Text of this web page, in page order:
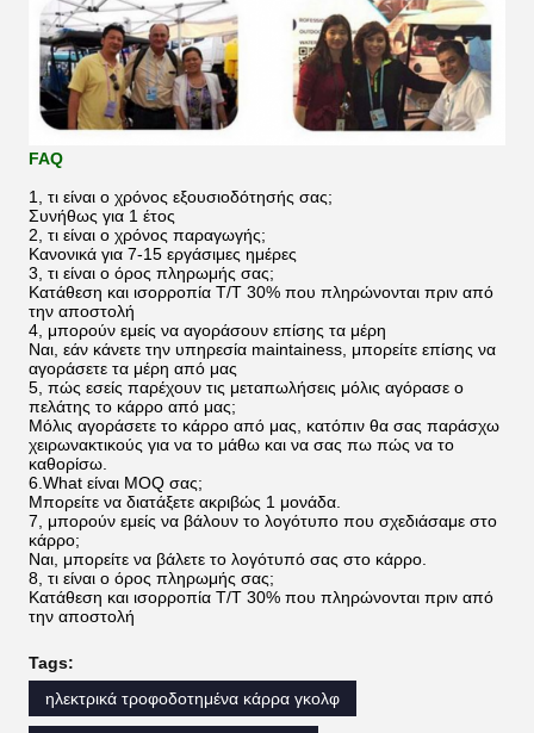
FAQ
1, τι είναι ο χρόνος εξουσιοδότησής σας;
Συνήθως για 1 έτος
2, τι είναι ο χρόνος παραγωγής;
Κανονικά για 7-15 εργάσιμες ημέρες
3, τι είναι ο όρος πληρωμής σας;
Κατάθεση και ισορροπία T/T 30% που πληρώνονται πριν από
την αποστολή
4, μπορούν εμείς να αγοράσουν επίσης τα μέρη
Ναι, εάν κάνετε την υπηρεσία maintainess, μπορείτε επίσης να
αγοράσετε τα μέρη από μας
5, πώς εσείς παρέχουν τις μεταπωλήσεις μόλις αγόρασε ο
πελάτης το κάρρο από μας;
Μόλις αγοράσετε το κάρρο από μας, κατόπιν θα σας παράσχω
χειρωνακτικούς για να το μάθω και να σας πω πώς να το
καθορίσω.
6.What είναι MOQ σας;
Μπορείτε να διατάξετε ακριβώς 1 μονάδα.
7, μπορούν εμείς να βάλουν το λογότυπο που σχεδιάσαμε στο
κάρρο;
Ναι, μπορείτε να βάλετε το λογότυπό σας στο κάρρο.
8, τι είναι ο όρος πληρωμής σας;
Κατάθεση και ισορροπία T/T 30% που πληρώνονται πριν από
την αποστολή
Tags:
ηλεκτρικά τροφοδοτημένα κάρρα γκολφ